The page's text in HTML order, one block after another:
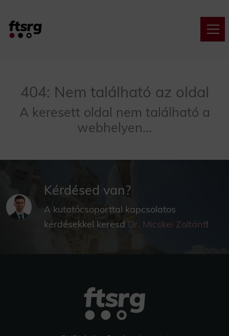
404: Nem található az oldal
A keresett oldal nem található a
webhelyen...
Kérdésed van?
A kutatócsoporttal kapcsolatos
kérdésekkel keresd Dr. Micskei Zoltánt!